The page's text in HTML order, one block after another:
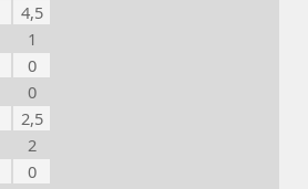
4,5
1
0
0
2,5
2
0